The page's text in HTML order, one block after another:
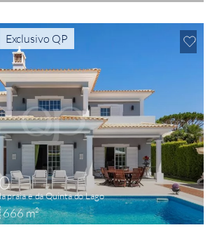
praia e da Quinta do Lago
666 m²
Exclusivo QP